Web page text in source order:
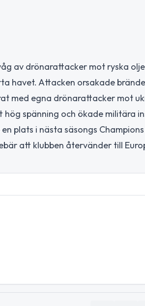
av drönarattacker mot ryska
havet. Attacken orsakade
med egna drönarattacker mot
spänning och ökade militära
plats i nästa säsongs
att klubben återvänder till